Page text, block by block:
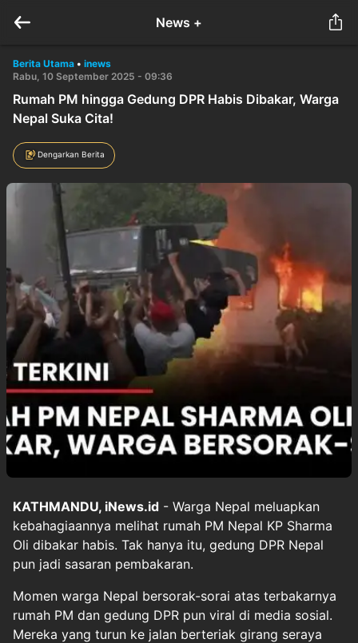
News +
Berita Utama • inews
Rabu, 10 September 2025 - 09:36
Rumah PM hingga Gedung DPR Habis Dibakar, Warga
Nepal Suka Cita!
Dengarkan Berita
KATHMANDU, iNews.id - Warga Nepal meluapkan
kebahagiaannya melihat rumah PM Nepal KP Sharma
Oli dibakar habis. Tak hanya itu, gedung DPR Nepal
pun jadi sasaran pembakaran.
Momen warga Nepal bersorak-sorai atas terbakarnya
rumah PM dan gedung DPR pun viral di media sosial.
Mereka yang turun ke jalan berteriak girang seraya